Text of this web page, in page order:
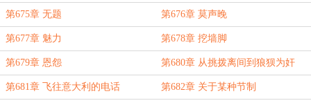
第675章 无题 第676章 莫声晚
第677章 魅力 第678章 挖墙脚
第679章 恩怨 第680章 从挑拨离间到狼狈为奸
第681章 飞往意大利的电话 第682章 关于某种节制